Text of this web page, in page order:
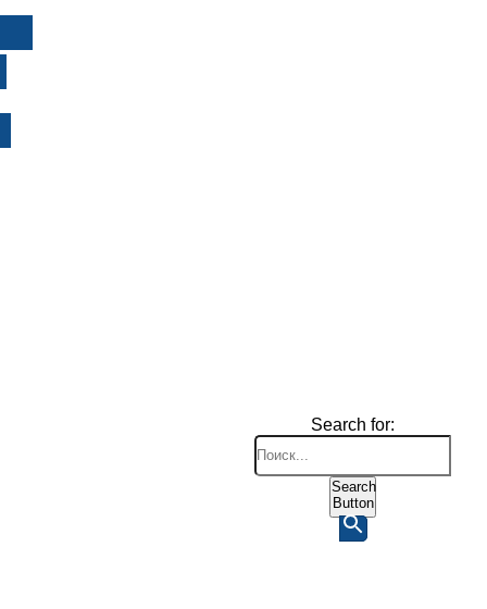
Search for:
Search
Button